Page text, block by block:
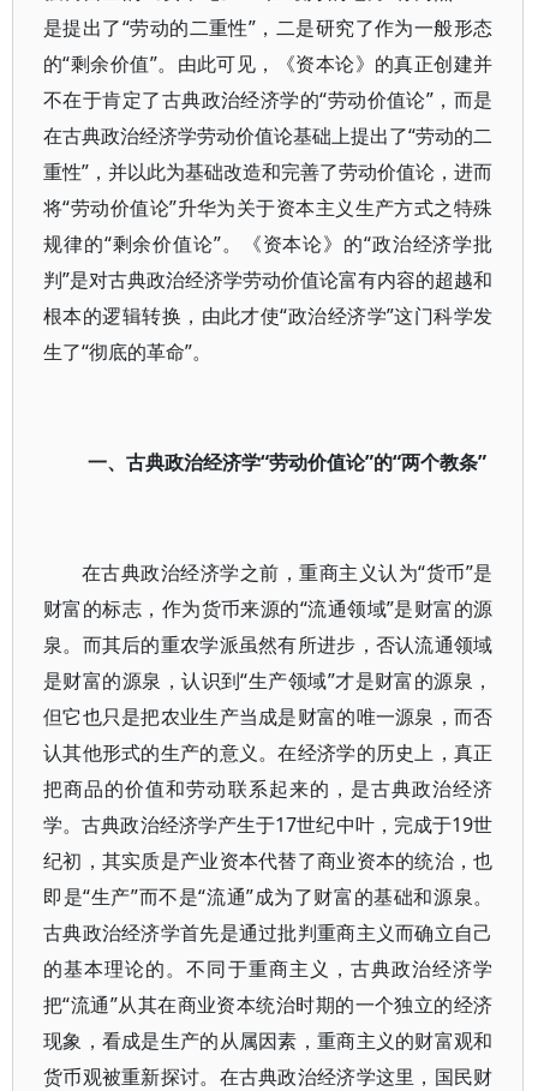
是提出了“劳动的二重性”，二是研究了作为一般形态
的“剩余价值”。由此可见，《资本论》的真正创建并
不在于肯定了古典政治经济学的“劳动价值论”，而是
在古典政治经济学劳动价值论基础上提出了“劳动的二
重性”，并以此为基础改造和完善了劳动价值论，进而
将“劳动价值论”升华为关于资本主义生产方式之特殊
规律的“剩余价值论”。《资本论》的“政治经济学批
判”是对古典政治经济学劳动价值论富有内容的超越和
根本的逻辑转换，由此才使“政治经济学”这门科学发
生了“彻底的革命”。
一、古典政治经济学“劳动价值论”的“两个教条”
在古典政治经济学之前，重商主义认为“货币”是
财富的标志，作为货币来源的“流通领域”是财富的源
泉。而其后的重农学派虽然有所进步，否认流通领域
是财富的源泉，认识到“生产领域”才是财富的源泉，
但它也只是把农业生产当成是财富的唯一源泉，而否
认其他形式的生产的意义。在经济学的历史上，真正
把商品的价值和劳动联系起来的，是古典政治经济
学。古典政治经济学产生于17世纪中叶，完成于19世
纪初，其实质是产业资本代替了商业资本的统治，也
即是“生产”而不是“流通”成为了财富的基础和源泉。
古典政治经济学首先是通过批判重商主义而确立自己
的基本理论的。不同于重商主义，古典政治经济学
把“流通”从其在商业资本统治时期的一个独立的经济
现象，看成是生产的从属因素，重商主义的财富观和
货币观被重新探讨。在古典政治经济学这里，国民财